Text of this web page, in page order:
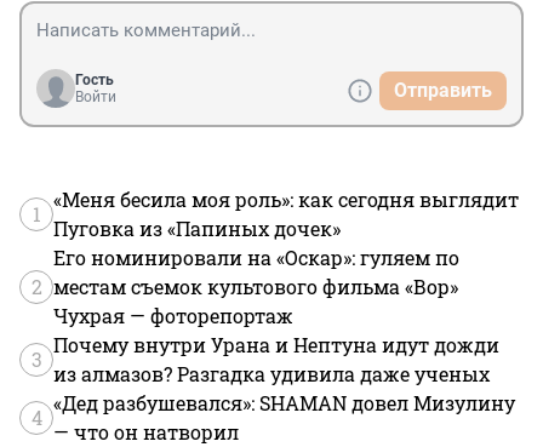
Гость
Войти
Отправить
1
«Меня бесила моя роль»: как сегодня выглядит
Пуговка из «Папиных дочек»
2
Его номинировали на «Оскар»: гуляем по
местам съемок культового фильма «Вор»
Чухрая — фоторепортаж
3
Почему внутри Урана и Нептуна идут дожди
из алмазов? Разгадка удивила даже ученых
4
«Дед разбушевался»: SHAMAN довел Мизулину
— что он натворил